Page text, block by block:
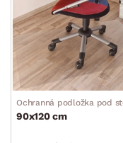
Ochranná podložka pod
90x120 cm